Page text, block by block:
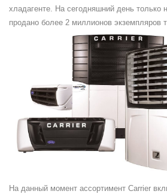
хладагенте. На сегодняшний день
продано более 2 миллионов экземпляров
На данный момент ассортимент Carrier